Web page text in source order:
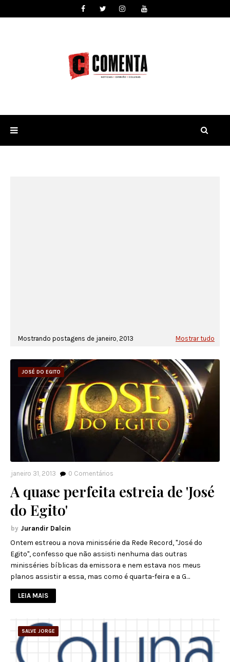
Mostrando postagens de janeiro, 2013 Mostrar tudo
JOSÉ DO EGITO
janeiro 31, 2013 0 Comentários
A quase perfeita estreia de 'José
do Egito'
Jurandir Dalcin
Ontem estreou a nova minissérie da Rede Record, "José do
Egito", confesso que não assisti nenhuma das outras
minisséries bíblicas da emissora e nem estava nos meus
planos assistir a essa, mas como é quarta-feira e a G…
LEIA MAIS
SALVE JORGE